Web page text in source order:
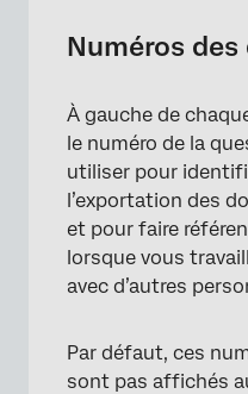
Numéros
À gauche de
le numéro de la
utiliser pour
l’exportation des
et pour faire
lorsque vous
avec d’autres
Par défaut, ces
sont pas affichés